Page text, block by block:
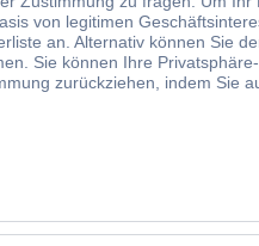
Zubehör Metrisch Kunststoff